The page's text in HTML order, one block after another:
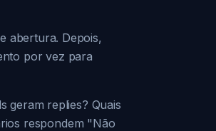
abertura. Depois,
por vez para
geram replies? Quais
respondem "Não